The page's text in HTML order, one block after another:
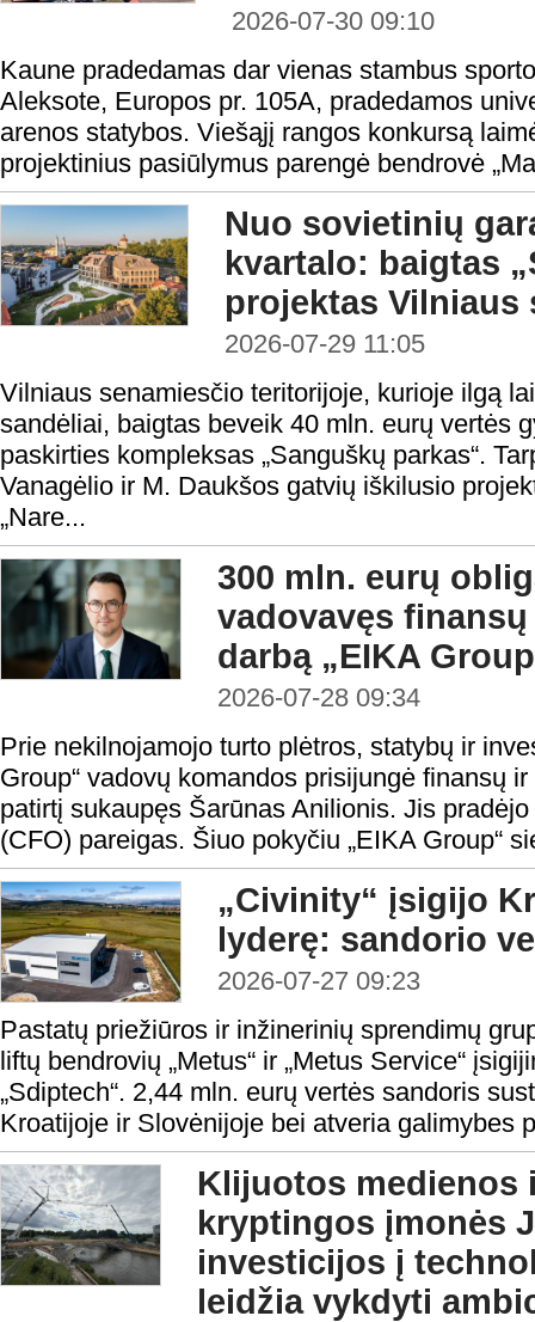
2026-07-30 09:10
Kaune pradedamas dar vienas stambus
Aleksote, Europos pr. 105A, pradedamos
arenos statybos. Viešąjį rangos konkursą
projektinius pasiūlymus parengė bendrovė
Nuo sovietinių
kvartalo: baigtas
projektas Vilniaus
2026-07-29 11:05
Vilniaus senamiesčio teritorijoje, kurioje ilgą
sandėliai, baigtas beveik 40 mln. eurų vertės
paskirties kompleksas „Sanguškų parkas“.
Vanagėlio ir M. Daukšos gatvių iškilusio
„Nare...
300 mln. eurų
vadovavęs
darbą „EIKA
2026-07-28 09:34
Prie nekilnojamojo turto plėtros, statybų ir
Group“ vadovų komandos prisijungė finansų
patirtį sukaupęs Šarūnas Anilionis. Jis
(CFO) pareigas. Šiuo pokyčiu „EIKA Group“
„Civinity“ įsigijo
lyderę: sandorio
2026-07-27 09:23
Pastatų priežiūros ir inžinerinių sprendimų
liftų bendrovių „Metus“ ir „Metus Service“
„Sdiptech“. 2,44 mln. eurų vertės sandoris
Kroatijoje ir Slovėnijoje bei atveria galimybes
Klijuotos medienos
kryptingos įmonės
investicijos į
leidžia vykdyti